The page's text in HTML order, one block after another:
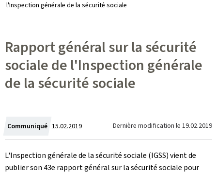
l'Inspection générale de la sécurité sociale
Rapport général sur la sécurité
sociale de l'Inspection générale
de la sécurité sociale
Communiqué Crée
le
15.02.2019 Dernière modification le 19.02.2019
L'Inspection générale de la sécurité sociale (IGSS) vient de
publier son 43e rapport général sur la sécurité sociale pour